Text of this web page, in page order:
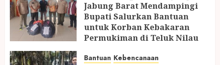
Jabung Barat Mendampingi
Bupati Salurkan Bantuan
untuk Korban Kebakaran
Permukiman di Teluk Nilau
Bantuan Kebencanaan